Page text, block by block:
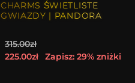
CHARMS ŚWIETLISTE
GWIAZDY | PANDORA
315.00zł
225.00zł
Zapisz: 29% zniżki